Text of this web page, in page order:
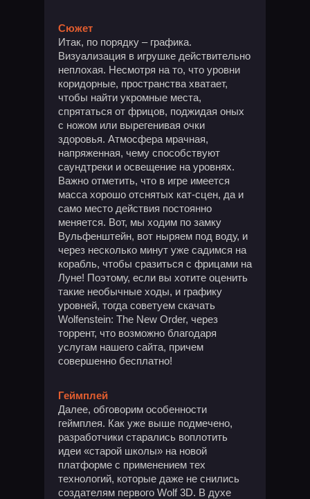
Сюжет
Итак, по порядку – графика.
Визуализация в игрушке действительно
неплохая. Несмотря на то, что уровни
коридорные, пространства хватает,
чтобы найти укромные места,
спрятаться от фрицов, поджидая оных
с ножом или вырегенивая очки
здоровья. Атмосфера мрачная,
напряженная, чему способствуют
саундтреки и освещение на уровнях.
Важно отметить, что в игре имеется
масса хорошо отснятых кат-сцен, да и
само место действия постоянно
меняется. Вот, мы ходим по замку
Вульфенштейн, вот ныряем под воду, и
через несколько минут уже садимся на
корабль, чтобы сразиться с фрицами на
Луне! Поэтому, если вы хотите оценить
такие необычные ходы, и графику
уровней, тогда советуем скачать
Wolfenstein: The New Order, через
торрент, что возможно благодаря
услугам нашего сайта, причем
совершенно бесплатно!
Геймплей
Далее, обговорим особенности
геймплея. Как уже выше подмечено,
разработчики старались воплотить
идеи «старой школы» на новой
платформе с применением тех
технологий, которые даже не снились
создателям первого Wolf 3D. В духе